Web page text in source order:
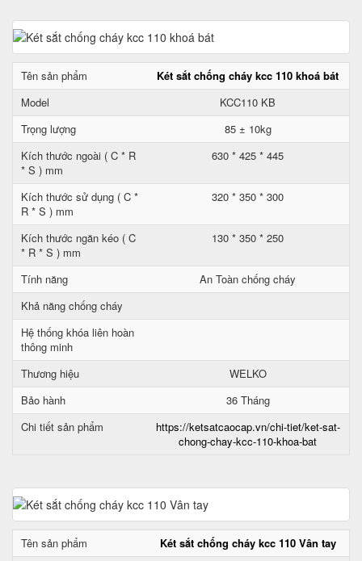
Tên sản phẩm
Két sắt chống cháy kcc 110 khoá bát
Model
KCC110 KB
Trọng lượng
85 ± 10kg
Kích thước ngoài ( C * R
* S ) mm
630 * 425 * 445
Kích thước sử dụng ( C *
R * S ) mm
320 * 350 * 300
Kích thước ngăn kéo ( C
* R * S ) mm
130 * 350 * 250
Tính năng
An Toàn chống cháy
Khả năng chống cháy
Hệ thống khóa liên hoàn
thông minh
Thương hiệu
WELKO
Bảo hành
36 Tháng
Chi tiết sản phẩm
https://ketsatcaocap.vn/chi-tiet/ket-sat-
chong-chay-kcc-110-khoa-bat
Tên sản phẩm
Két sắt chống cháy kcc 110 Vân tay